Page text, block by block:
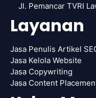
Jl. Pemancar TVRI
Layanan
Jasa Penulis Artikel
Jasa Kelola Website
Jasa Copywriting
Jasa Content